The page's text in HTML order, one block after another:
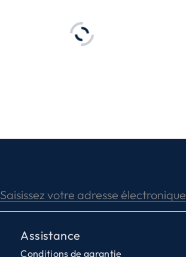
Saisissez votre adresse électronique
Assistance
Conditions de garantie